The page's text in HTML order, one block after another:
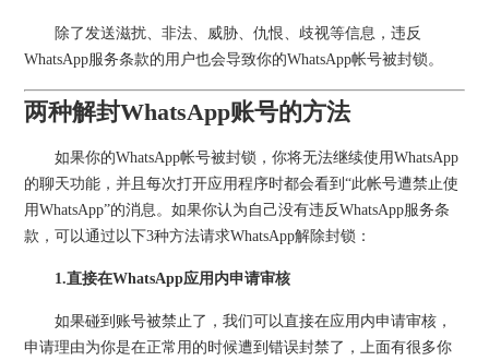
除了发送滋扰、非法、威胁、仇恨、歧视等信息，违反
WhatsApp服务条款的用户也会导致你的WhatsApp帐号被封锁。
两种解封WhatsApp账号的方法
如果你的WhatsApp帐号被封锁，你将无法继续使用WhatsApp
的聊天功能，并且每次打开应用程序时都会看到“此帐号遭禁止使
用WhatsApp”的消息。如果你认为自己没有违反WhatsApp服务条
款，可以通过以下3种方法请求WhatsApp解除封锁：
1.直接在WhatsApp应用内申请审核
如果碰到账号被禁止了，我们可以直接在应用内申请审核，
申请理由为你是在正常用的时候遭到错误封禁了，上面有很多你